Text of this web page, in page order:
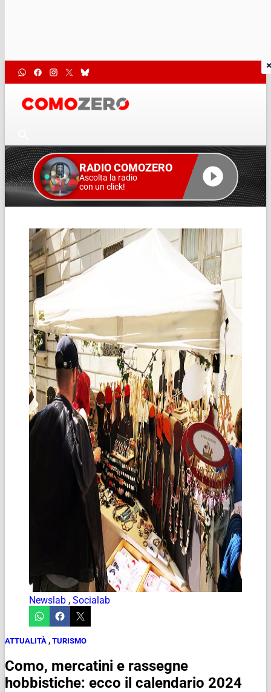
RADIO COMOZERO
Ascolta la radio
con un click!
Newslab , Socialab
ATTUALITÀ , TURISMO
Como, mercatini e rassegne
hobbistiche: ecco il calendario 2024